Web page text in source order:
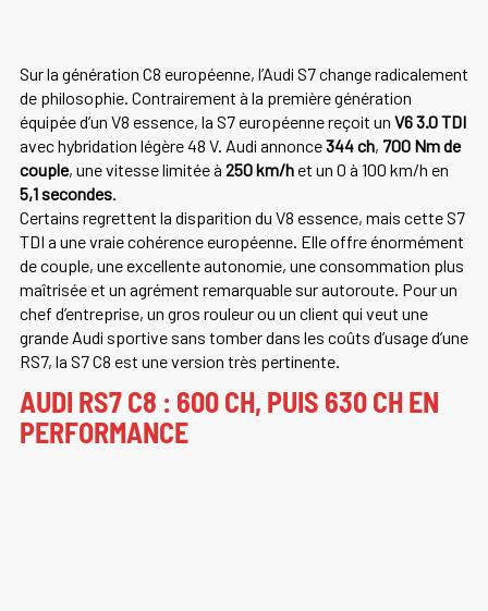
Sur la génération C8 européenne, l’Audi S7 change radicalement
de philosophie. Contrairement à la première génération
équipée d’un V8 essence, la S7 européenne reçoit un V6 3.0 TDI
avec hybridation légère 48 V. Audi annonce344 ch, 700 Nm de
couple, une vitesse limitée à 250 km/het un 0 à 100 km/h en
5,1 secondes.
Certains regrettent la disparition du V8 essence, mais cette S7
TDI a une vraie cohérence européenne. Elle offre énormément
de couple, une excellente autonomie, une consommation plus
maîtrisée et un agrément remarquable sur autoroute. Pour un
chef d’entreprise, un gros rouleur ou un client qui veut une
grande Audi sportive sans tomber dans les coûts d’usage d’une
RS7, la S7 C8 est une version très pertinente.
AUDI RS7 C8 : 600 CH, PUIS 630 CH EN
PERFORMANCE